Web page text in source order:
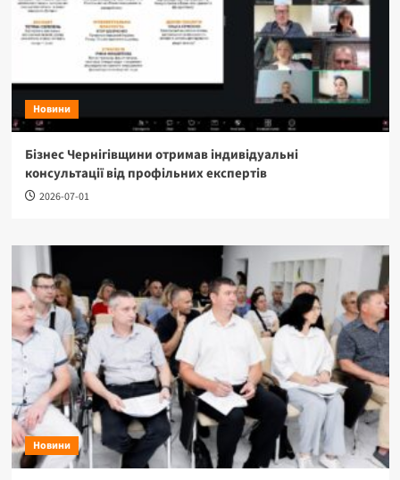
Новини
Бізнес Чернігівщини отримав індивідуальні
консультації від профільних експертів
2026-07-01
Новини